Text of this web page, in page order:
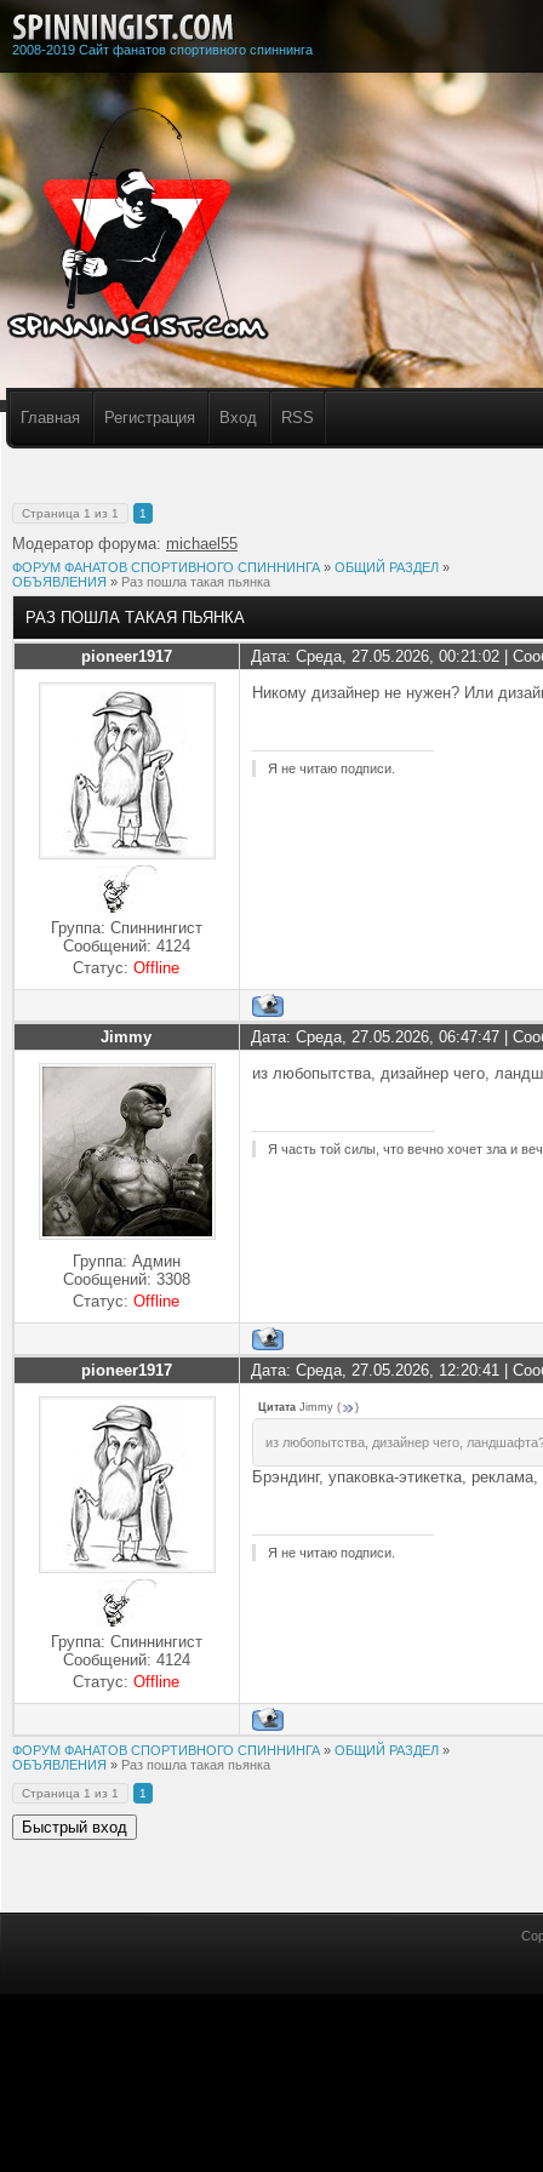
2008-2019 Сайт фанатов спортивного спиннинга
Главная Регистрация Вход RSS
Страница 1 из 1 1
Модератор форума: michael55
ФОРУМ ФАНАТОВ СПОРТИВНОГО СПИННИНГА » ОБЩИЙ РАЗДЕЛ »
ОБЪЯВЛЕНИЯ » Раз пошла такая пьянка
РАЗ ПОШЛА ТАКАЯ ПЬЯНКА
pioneer1917 Дата: Среда, 27.05.2026, 00:21:02 |
Группа: Спиннингист
Сообщений: 4124
Статус:Offline
Никому дизайнер не нужен? Или
Я не читаю подписи.
Jimmy Дата: Среда, 27.05.2026, 06:47:47 |
Группа: Админ
Сообщений: 3308
Статус:Offline
из любопытства, дизайнер чего,
Я часть той силы, что вечно хочет зла и
pioneer1917 Дата: Среда, 27.05.2026, 12:20:41 |
Группа: Спиннингист
Сообщений: 4124
Статус:Offline
Цитата Jimmy ( )
из любопытства, дизайнер чего,
Брэндинг, упаковка-этикетка,
Я не читаю подписи.
ФОРУМ ФАНАТОВ СПОРТИВНОГО СПИННИНГА » ОБЩИЙ РАЗДЕЛ »
ОБЪЯВЛЕНИЯ » Раз пошла такая пьянка
Страница 1 из 1 1